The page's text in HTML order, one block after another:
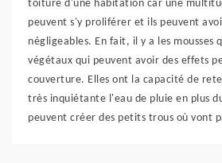
toiture d'une habitation car une
peuvent s'y proliférer et ils peuvent
négligeables. En fait, il y a les mousses
végétaux qui peuvent avoir des effets
couverture. Elles ont la capacité de
très inquiétante l'eau de pluie en plus
peuvent créer des petits trous où vont